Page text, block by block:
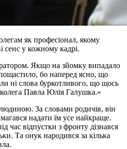
як професіонал, якому
сенс у кожному кадрі.
Якщо на зйомку випадало
бо наперед ясно, що
ні слова буркотливого, що щось
Павла Юлія Галушка.
За словами родичів, він
надати їм усе найкраще.
час відпустки з фронту дізнався
Та онук народився за кілька